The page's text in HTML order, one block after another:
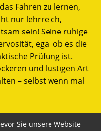
Fahren zu lernen,
nur lehrreich,
sein! Seine ruhige
egal ob es die
Prüfung ist.
und lustigen Art
– selbst wenn mal
Sie unsere Website